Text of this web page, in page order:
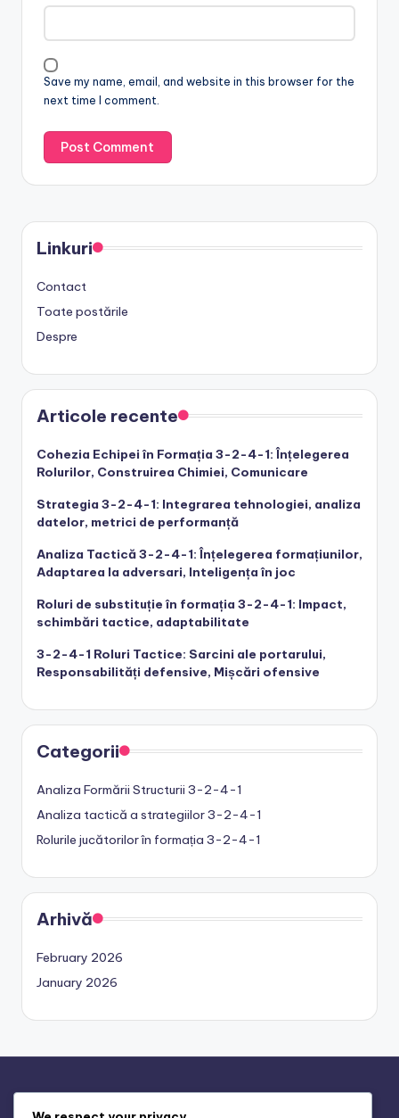
Save my name, email, and website in this browser for the
next time I comment.
Linkuri
Contact
Toate postările
Despre
Articole recente
Cohezia Echipei în Formația 3-2-4-1: Înțelegerea
Rolurilor, Construirea Chimiei, Comunicare
Strategia 3-2-4-1: Integrarea tehnologiei, analiza
datelor, metrici de performanță
Analiza Tactică 3-2-4-1: Înțelegerea formațiunilor,
Adaptarea la adversari, Inteligența în joc
Roluri de substituție în formația 3-2-4-1: Impact,
schimbări tactice, adaptabilitate
3-2-4-1 Roluri Tactice: Sarcini ale portarului,
Responsabilități defensive, Mișcări ofensive
Categorii
Analiza Formării Structurii 3-2-4-1
Analiza tactică a strategiilor 3-2-4-1
Rolurile jucătorilor în formația 3-2-4-1
Arhivă
February 2026
January 2026